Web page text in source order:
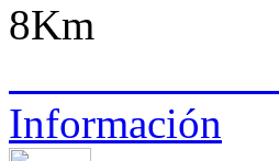
8Km
Información